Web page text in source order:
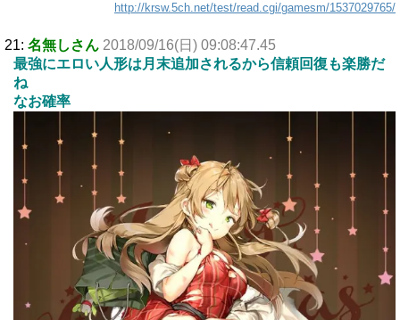
http://krsw.5ch.net/test/read.cgi/gamesm/1537029765/
21: 名無しさん 2018/09/16(日) 09:08:47.45
最強にエロい人形は月末追加されるから信頼回復も楽勝だ
ね
なお確率